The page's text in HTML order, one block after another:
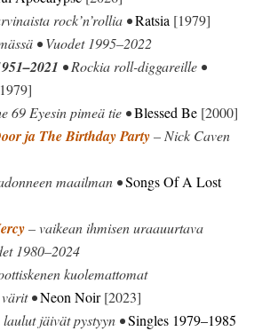
rock’n’rollia •Ratsia [1979]
• Vuodet 1995–2022
• Rockia roll-diggareille •
69 Eyesin pimeä tie •Blessed Be [2000]
ja The Birthday Party– Nick Caven
maailman •Songs Of A Lost
– vaikean ihmisen uraauurtava
1980–2024
kuolemattomat
•Neon Noir[2023]
laulut jäivät pystyyn •Singles 1979–1985